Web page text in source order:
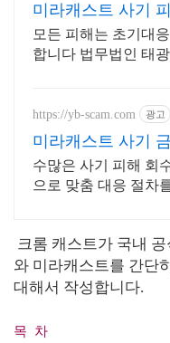
미라캐스트 사기
례 다수 보유
모든 피해는 초기대
합니다 법무법인 태
https://yb-scam.com 광고
미라캐스트 사기
금 회수 전문
수많은 사기 피해 회
으로 맞춤 대응 절차
책을 제시합니다
크롬 캐스트가 국내
와 미라캐스트를 간단
대해서 작성합니다.
목 차